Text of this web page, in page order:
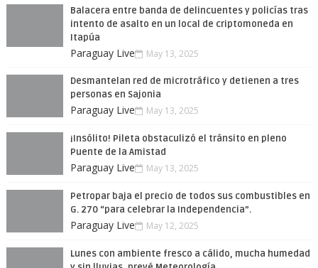
Balacera entre banda de delincuentes y policías tras
intento de asalto en un local de criptomoneda en
Itapúa
Paraguay Live May 13, 2025
Desmantelan red de microtráfico y detienen a tres
personas en Sajonia
Paraguay Live May 13, 2025
¡Insólito! Pileta obstaculizó el tránsito en pleno
Puente de la Amistad
Paraguay Live May 13, 2025
Petropar baja el precio de todos sus combustibles en
G. 270 “para celebrar la Independencia”.
Paraguay Live May 12, 2025
Lunes con ambiente fresco a cálido, mucha humedad